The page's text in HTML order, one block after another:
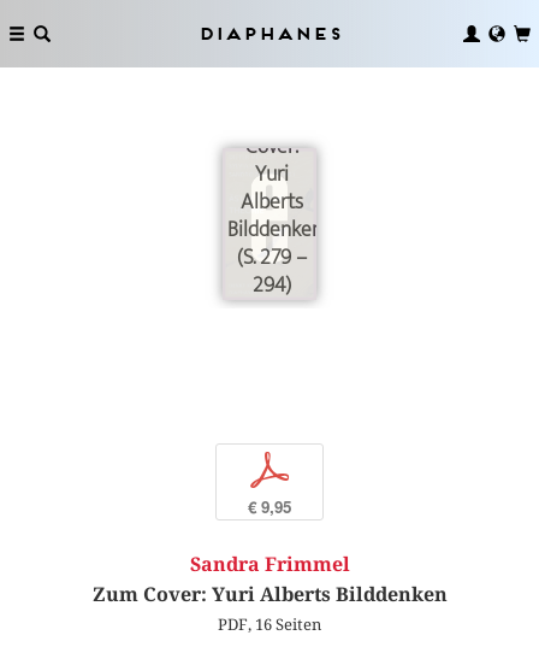
Diaphanes
Cover:
Yuri
Alberts
Bilddenken
(S. 279 –
294)
p
€ 9,95
Sandra Frimmel
Zum Cover: Yuri Alberts Bilddenken
PDF, 16 Seiten